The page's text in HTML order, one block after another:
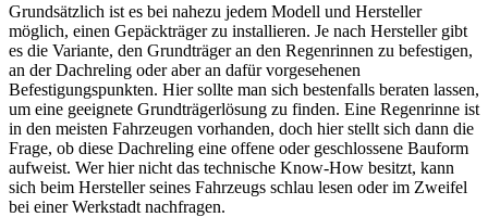
Grundsätzlich ist es bei nahezu jedem Modell und Hersteller
möglich, einen Gepäckträger zu installieren. Je nach Hersteller gibt
es die Variante, den Grundträger an den Regenrinnen zu befestigen,
an der Dachreling oder aber an dafür vorgesehenen
Befestigungspunkten. Hier sollte man sich bestenfalls beraten lassen,
um eine geeignete Grundträgerlösung zu finden. Eine Regenrinne ist
in den meisten Fahrzeugen vorhanden, doch hier stellt sich dann die
Frage, ob diese Dachreling eine offene oder geschlossene Bauform
aufweist. Wer hier nicht das technische Know-How besitzt, kann
sich beim Hersteller seines Fahrzeugs schlau lesen oder im Zweifel
bei einer Werkstadt nachfragen.